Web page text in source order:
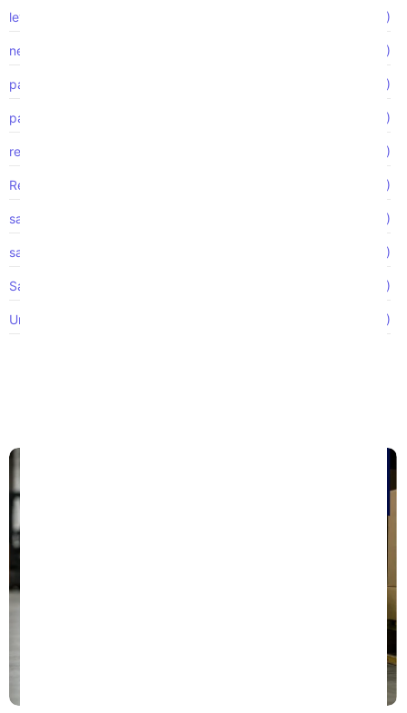
ley de Empleo (2)
negligencia médica (1)
pago de horas extras (1)
pago por tiempo extra (2)
reclamo de accidente (3)
Represalia (1)
salario y hora (1)
salarios impagos (1)
Salarios no pagados (1)
Uncategorized (47)